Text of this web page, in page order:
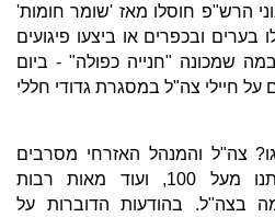
הרש"פ חוסלו מאז 'שומר חומות'
ובכפרים או ביצעו פיגועים
שמכונה "חנייה כפולה" - ביום
על חיילי צה"ל במסגרת גדודי חללי
צה"ל והמנהל האזרחי מסרבים
לספק נתונים אך להערכתנו מעל 100, ועוד מאות רבות
בצה"ל. בהודעות הדוברות על